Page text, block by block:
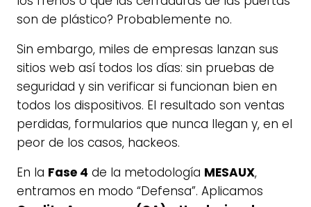
son de plástico? Probablemente no.
Sin embargo, miles de empresas lanzan sus
sitios web así todos los días: sin pruebas de
seguridad y sin verificar si funcionan bien en
todos los dispositivos. El resultado son ventas
perdidas, formularios que nunca llegan y, en el
peor de los casos, hackeos.
En la Fase 4 de la metodología MESAUX,
entramos en modo “Defensa”. Aplicamos